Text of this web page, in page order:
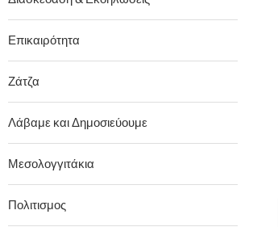
Επικαιρότητα
Ζάτζα
Λάβαμε και Δημοσιεύουμε
Μεσολογγιτάκια
Πολιτισμος